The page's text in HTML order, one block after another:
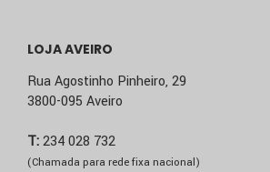
LOJA AVEIRO
Rua Agostinho Pinheiro, 29
3800-095 Aveiro
T:234 028 732
(Chamada para rede fixa nacional)